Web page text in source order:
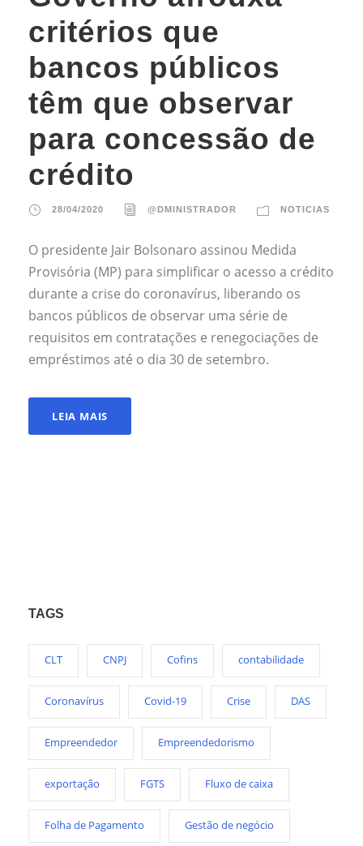
critérios que
bancos públicos
têm que observar
para concessão de
crédito
28/04/2020 @DMINISTRADOR NOTICIAS
O presidente Jair Bolsonaro assinou Medida
Provisória (MP) para simplificar o acesso a crédito
durante a crise do coronavírus, liberando os
bancos públicos de observar uma série de
requisitos em contratações e renegociações de
empréstimos até o dia 30 de setembro.
LEIA MAIS
TAGS
CLT CNPJ Cofins contabilidade
Coronavírus Covid-19 Crise DAS
Empreendedor Empreendedorismo
exportação FGTS Fluxo de caixa
Folha de Pagamento Gestão de negócio